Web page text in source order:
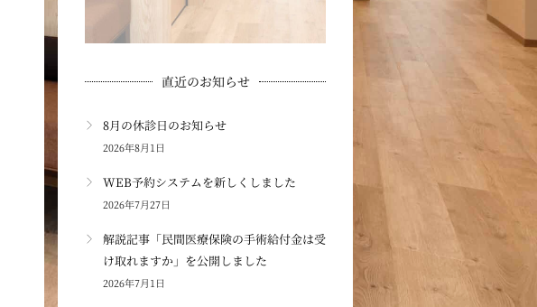
直近のお知らせ
8月の休診日のお知らせ
2026年8月1日
WEB予約システムを新しくしました
2026年7月27日
解説記事「民間医療保険の手術給付金は受
け取れますか」を公開しました
2026年7月1日